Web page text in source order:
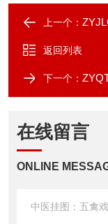
上一个：
返回列表
下一个：
在线留言
ONLINE